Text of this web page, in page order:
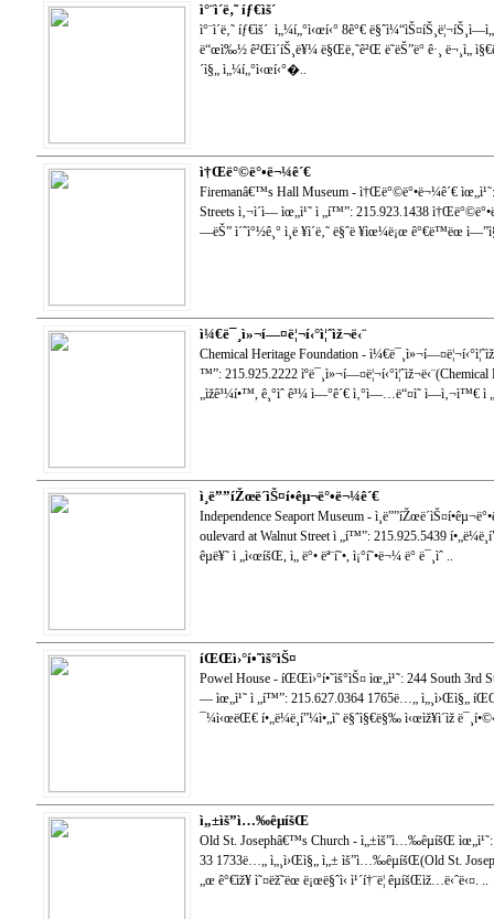
ì°¨ì´ë‚˜ íƒ€ìš´
ì°¨ì´ë‚˜ íƒ€ìš´ ì„¼í„°ì‹œí‹° 8ê°€
ë“œì‰½ ê²Œì´íŠ¸ë¥¼ ë§Œë‚˜ê²Œ ë˜ëŠ”ë° ê·¸ ë¬¸ì„
´ì§„ ì„¼í„°ì‹œí‹°�..
ì†Œë°©ë°•ë¬¼ê´€
Firemanâ€™s Hall Museum - ì†Œë°©ë°•ë¬¼ê´€
Streets ì‚¬ì´ì— ìœ„ì¹˜ ì „í™”: 215.923.1438
—ëŠ” ì´ˆì°½ê¸° ì¸ë ¥ì´ë‚˜ ë§ˆë ¥ìœ¼ë¡œ ê°€ë™ëœ
ì¼€ë¯¸ì»¬í—¤ë¦¬í‹°ì¦ˆìž¬ë‹¨
Chemical Heritage Foundation -
™”: 215.925.2222
„ìžê³¼í•™, ê¸°ìˆ ê³¼ ì—°ê´€ ì‚°ì—…ë“¤ì˜ ì—­ì‚¬ì™€ ì
ì¸ë””íŽœë´ìŠ¤í•­êµ¬ë°•ë¬¼ê´€
Independence Seaport Museum -
oulevard at Walnut Street ì „í™”: 215.925.5439
êµë¥˜ ì „ì‹œíšŒ, ì„ ë°• ëª¨í˜•, ì¡°í˜•ë¬¼ ë° ë¯¸ìˆ ..
íŒŒì›°í•˜ìš°ìŠ¤
Powel House - íŒŒì›°í•˜ìš°ìŠ¤ ìœ„ì¹˜: 244 South 3rd
— ìœ„ì¹˜ ì „í™”: 215.627.0364 1765ë…„ ì„¸ì›Œì§„
¯¼ì‹œëŒ€ í•„ë¼ë¸í”¼ì•„ì˜ ë§ˆì§€ë§‰ ì‹œìž¥ì´ìž
ì„±ìš”ì…‰êµíšŒ
Old St. Josephâ€™s Church - ì„±ìš”ì…‰êµíšŒ
33 1733ë…„ ì„¸ì›Œì§„ ì„± ìš”ì…‰êµíšŒ(Old St.
„œ ê°€ìž¥ ì˜¤ëž˜ëœ ë¡œë§ˆì‹ ì¹´í†¨ë¦­ êµíšŒìž…ë‹ˆë‹¤. ..